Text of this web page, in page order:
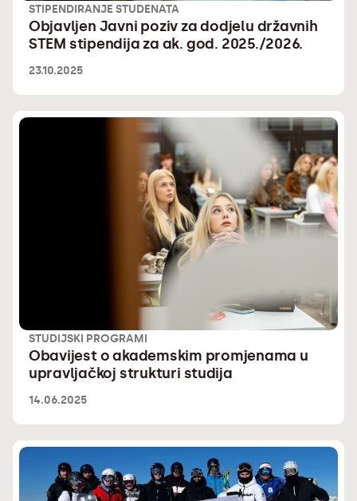
STIPENDIRANJE STUDENATA
Objavljen Javni poziv za dodjelu državnih
STEM stipendija za ak. god. 2025./2026.
23.10.2025
STUDIJSKI PROGRAMI
Obavijest o akademskim promjenama u
upravljačkoj strukturi studija
14.06.2025